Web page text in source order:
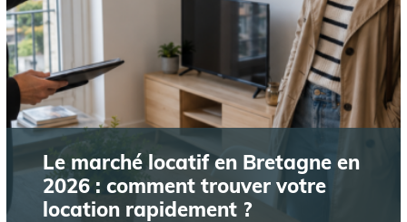
Le marché locatif en Bretagne en
2026 : comment trouver votre
location rapidement ?